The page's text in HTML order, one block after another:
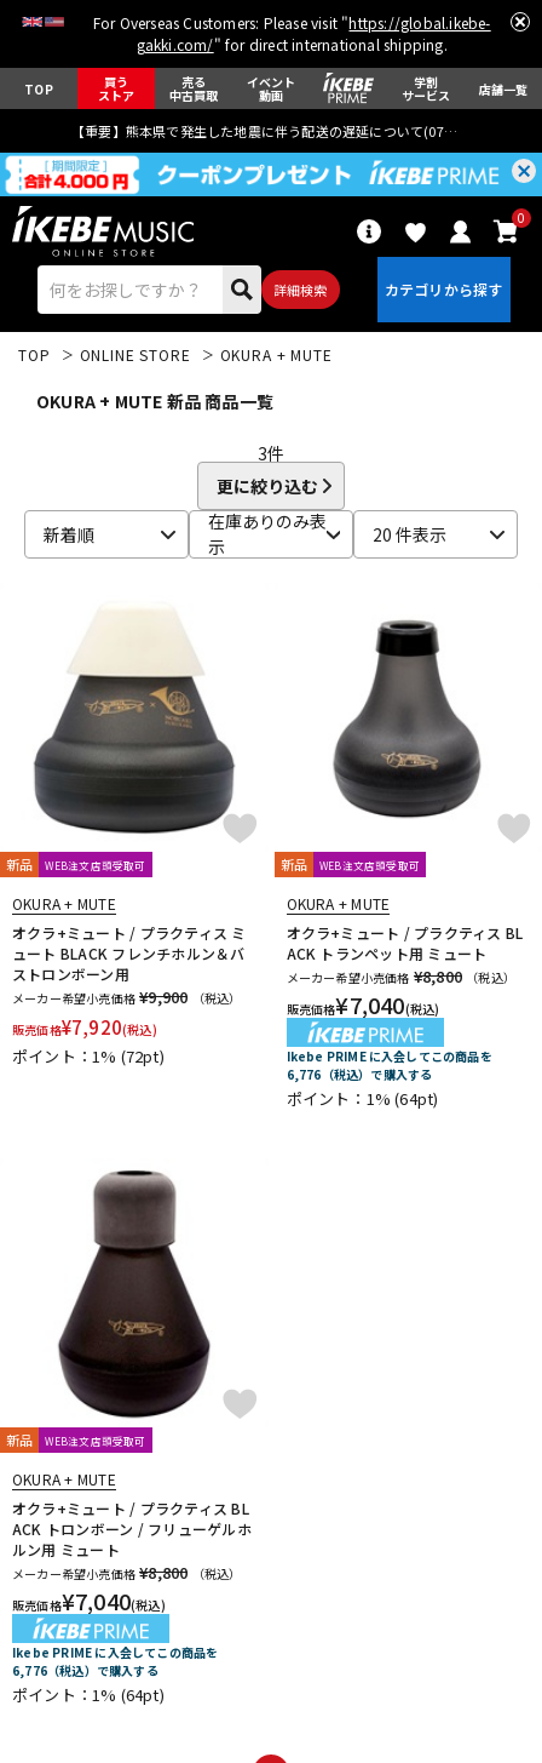
For Overseas Customers: Please visit "https://global.ikebe-
gakki.com/" for direct international shipping.
TOP 買う
ストア
売る
中古買取
イベント
動画
学割
サービス 店舗一覧
【重要】熊本県で発生した地震に伴う配送の遅延について(07月29日
詳細検索
0
パーカッション
キーボード 電子ピアノ
管楽器
アンプ エフェクター
DTM
レコーディング機器
配信/ライブ機器
TOP ONLINE STORE OKURA + MUTE
OKURA + MUTE 新品 商品一覧
3件
更に絞り込む
新着順
在庫ありのみ表
示
20 件表示
新品 WEB注文店頭受取可
OKURA + MUTE
オクラ+ミュート / プラクティス ミ
ュート BLACK フレンチホルン＆バ
ストロンボーン用
メーカー希望小売価格 ¥9,900
（税込）
販売価格¥7,920(税込)
ポイント：1% (72pt)
新品 WEB注文店頭受取可
OKURA + MUTE
オクラ+ミュート / プラクティス BL
ACK トランペット用 ミュート
メーカー希望小売価格 ¥8,800
（税込）
販売価格¥7,040(税込)
Ikebe PRIME に入会してこの商品を
6,776（税込）で購入する
ポイント：1%(64pt)
新品 WEB注文店頭受取可
OKURA + MUTE
オクラ+ミュート / プラクティス BL
ACK トロンボーン / フリューゲルホ
ルン用 ミュート
メーカー希望小売価格 ¥8,800
（税込）
販売価格¥7,040(税込)
Ikebe PRIME に入会してこの商品を
6,776（税込）で購入する
ポイント：1% (64pt)